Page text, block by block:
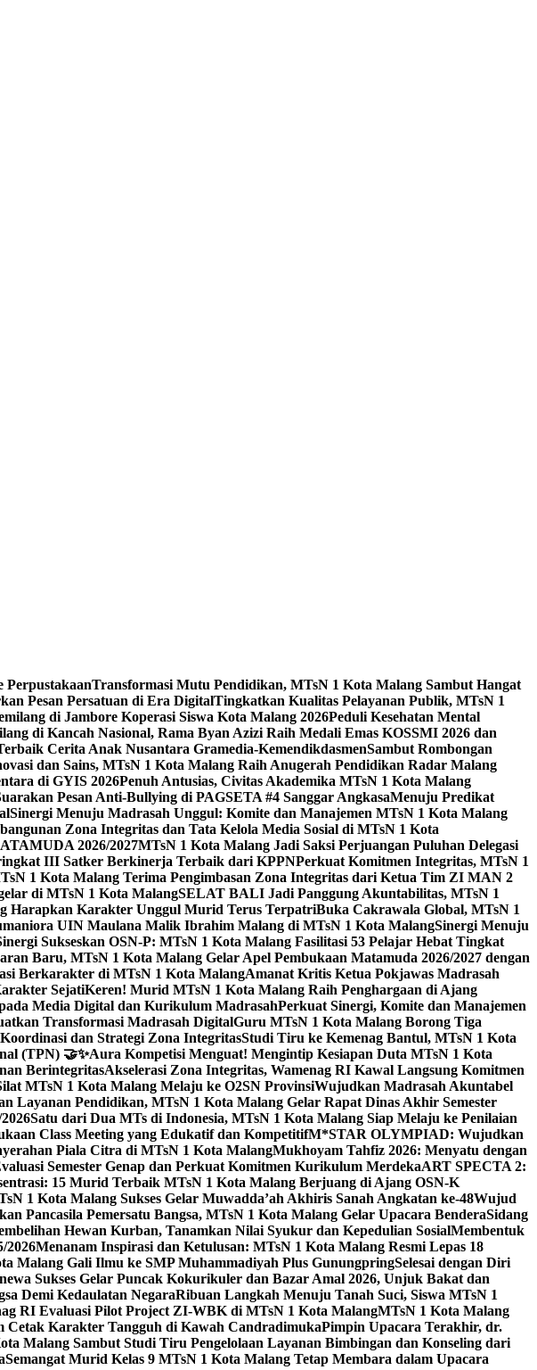
PerpustakaanTransformasi Mutu Pendidikan, MTsN 1 Kota Malang Sambut Hangat
Pesan Persatuan di Era DigitalTingkatkan Kualitas Pelayanan Publik, MTsN 1
di Jambore Koperasi Siswa Kota Malang 2026Peduli Kesehatan Mental
di Kancah Nasional, Rama Byan Azizi Raih Medali Emas KOSSMI 2026 dan
Cerita Anak Nusantara Gramedia-KemendikdasmenSambut Rombongan
dan Sains, MTsN 1 Kota Malang Raih Anugerah Pendidikan Radar Malang
di GYIS 2026Penuh Antusias, Civitas Akademika MTsN 1 Kota Malang
Pesan Anti-Bullying di PAGSETA #4 Sanggar AngkasaMenuju Predikat
Sinergi Menuju Madrasah Unggul: Komite dan Manajemen MTsN 1 Kota Malang
Zona Integritas dan Tata Kelola Media Sosial di MTsN 1 Kota
2026/2027MTsN 1 Kota Malang Jadi Saksi Perjuangan Puluhan Delegasi
III Satker Berkinerja Terbaik dari KPPNPerkuat Komitmen Integritas, MTsN 1
1 Kota Malang Terima Pengimbasan Zona Integritas dari Ketua Tim ZI MAN 2
di MTsN 1 Kota MalangSELAT BALI Jadi Panggung Akuntabilitas, MTsN 1
Harapkan Karakter Unggul Murid Terus TerpatriBuka Cakrawala Global, MTsN 1
UIN Maulana Malik Ibrahim Malang di MTsN 1 Kota MalangSinergi Menuju
Sukseskan OSN-P: MTsN 1 Kota Malang Fasilitasi 53 Pelajar Hebat Tingkat
Baru, MTsN 1 Kota Malang Gelar Apel Pembukaan Matamuda 2026/2027 dengan
Berkarakter di MTsN 1 Kota MalangAmanat Kritis Ketua Pokjawas Madrasah
SejatiKeren! Murid MTsN 1 Kota Malang Raih Penghargaan di Ajang
Media Digital dan Kurikulum MadrasahPerkuat Sinergi, Komite dan Manajemen
Transformasi Madrasah DigitalGuru MTsN 1 Kota Malang Borong Tiga
dan Strategi Zona IntegritasStudi Tiru ke Kemenag Bantul, MTsN 1 Kota
(TPN) 🤝✨Aura Kompetisi Menguat! Mengintip Kesiapan Duta MTsN 1 Kota
BerintegritasAkselerasi Zona Integritas, Wamenag RI Kawal Langsung Komitmen
MTsN 1 Kota Malang Melaju ke O2SN ProvinsiWujudkan Madrasah Akuntabel
Layanan Pendidikan, MTsN 1 Kota Malang Gelar Rapat Dinas Akhir Semester
Satu dari Dua MTs di Indonesia, MTsN 1 Kota Malang Siap Melaju ke Penilaian
Class Meeting yang Edukatif dan KompetitifM*STAR OLYMPIAD: Wujudkan
Piala Citra di MTsN 1 Kota MalangMukhoyam Tahfiz 2026: Menyatu dengan
Semester Genap dan Perkuat Komitmen Kurikulum MerdekaART SPECTA 2:
15 Murid Terbaik MTsN 1 Kota Malang Berjuang di Ajang OSN-K
1 Kota Malang Sukses Gelar Muwadda’ah Akhiris Sanah Angkatan ke-48Wujud
Pancasila Pemersatu Bangsa, MTsN 1 Kota Malang Gelar Upacara BenderaSidang
Hewan Kurban, Tanamkan Nilai Syukur dan Kepedulian SosialMembentuk
2026Menanam Inspirasi dan Ketulusan: MTsN 1 Kota Malang Resmi Lepas 18
Malang Gali Ilmu ke SMP Muhammadiyah Plus GunungpringSelesai dengan Diri
Sukses Gelar Puncak Kokurikuler dan Bazar Amal 2026, Unjuk Bakat dan
Demi Kedaulatan NegaraRibuan Langkah Menuju Tanah Suci, Siswa MTsN 1
RI Evaluasi Pilot Project ZI-WBK di MTsN 1 Kota MalangMTsN 1 Kota Malang
Cetak Karakter Tangguh di Kawah CandradimukaPimpin Upacara Terakhir, dr.
Malang Sambut Studi Tiru Pengelolaan Layanan Bimbingan dan Konseling dari
Semangat Murid Kelas 9 MTsN 1 Kota Malang Tetap Membara dalam Upacara